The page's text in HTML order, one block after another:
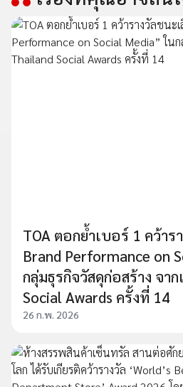
TOA ตอกย้ำเบอร์ 1 คว้าร
Brand Performance on
กลุ่มธุรกิจวัสดุก่อสร้าง จา
Social Awards ครั้งที่ 14
26 ก.พ. 2026